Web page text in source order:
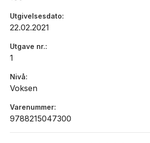
Utgivelsesdato
22.02.2021
Utgave nr.
1
Nivå
Voksen
Varenummer
9788215047300